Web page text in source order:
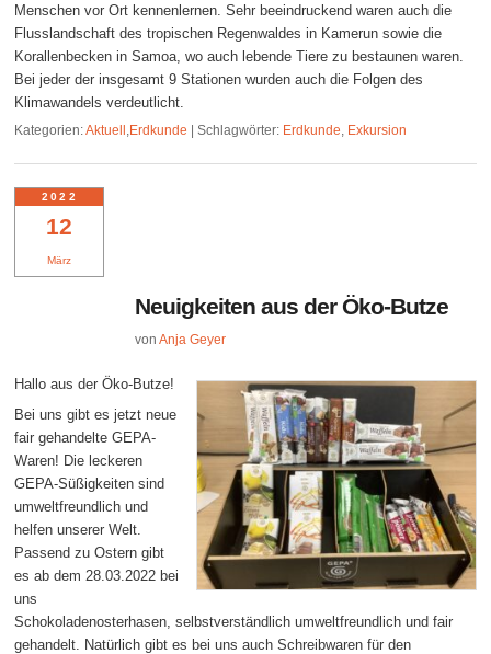
Menschen vor Ort kennenlernen. Sehr beeindruckend waren auch die
Flusslandschaft des tropischen Regenwaldes in Kamerun sowie die
Korallenbecken in Samoa, wo auch lebende Tiere zu bestaunen waren.
Bei jeder der insgesamt 9 Stationen wurden auch die Folgen des
Klimawandels verdeutlicht.
Kategorien:Aktuell ,Erdkunde |Schlagwörter: Erdkunde, Exkursion
12
März
2022
Neuigkeiten aus der Öko-Butze
vonAnja Geyer
Hallo aus der Öko-Butze!
Bei uns gibt es jetzt neue
fair gehandelte GEPA-
Waren! Die leckeren
GEPA-Süßigkeiten sind
umweltfreundlich und
helfen unserer Welt.
Passend zu Ostern gibt
es ab dem 28.03.2022 bei
uns
Schokoladenosterhasen, selbstverständlich umweltfreundlich und fair
gehandelt. Natürlich gibt es bei uns auch Schreibwaren für den